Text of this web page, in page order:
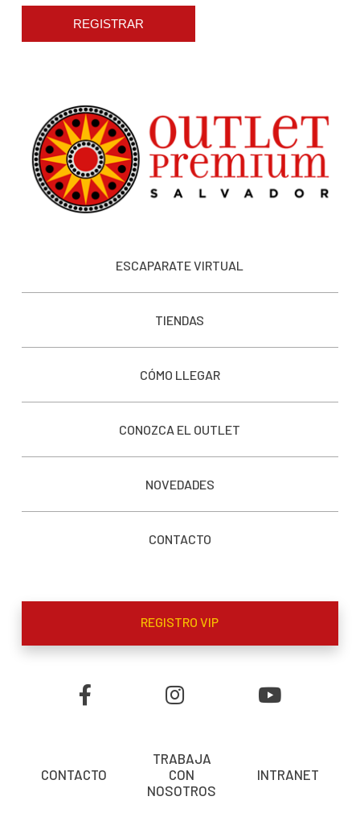
REGISTRAR
ESCAPARATE VIRTUAL
TIENDAS
CÓMO LLEGAR
CONOZCA EL OUTLET
NOVEDADES
CONTACTO
REGISTRO VIP
CONTACTO
TRABAJA
CON
NOSOTROS
INTRANET